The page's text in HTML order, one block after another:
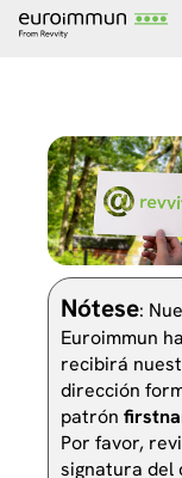
Nótese:
Euroimmun
recibirá
dirección
patrón
Por favor,
signatura del